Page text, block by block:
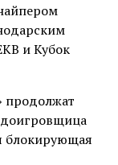
и Кубок
продолжат
блокирующая